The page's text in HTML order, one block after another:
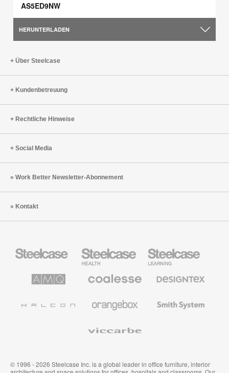
AS5ED9NW
HERUNTERLADEN
Über Steelcase
Kundenbetreuung
Rechtliche Hinweise
Social Media
Work Better Newsletter-Abonnement
Kontakt
Büromöbel
Health
Education
Möbel
Solutions
Büromöbel
Textilien
System
© 1996 - 2026 Steelcase Inc. is a global leader in office furniture, interior